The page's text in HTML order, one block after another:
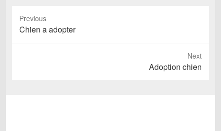
Previous
Previous
post:
Chien a adopter
Next
Adoption chien